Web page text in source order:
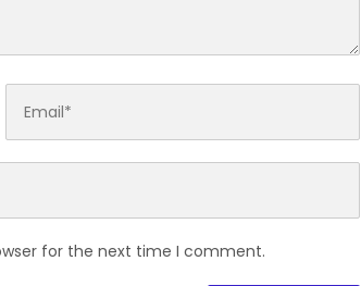
for the next time I comment.